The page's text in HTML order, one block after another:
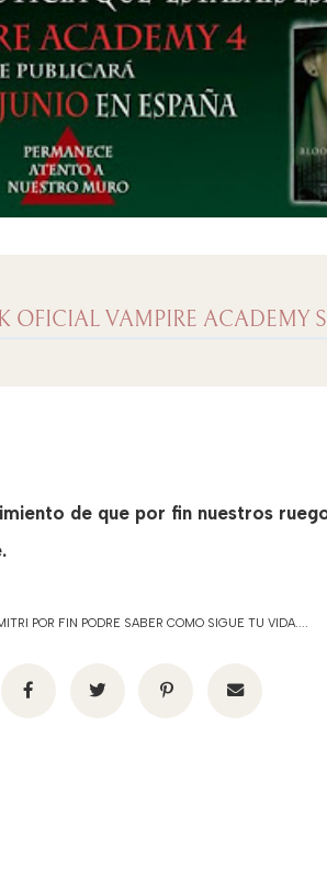
OFICIAL VAMPIRE ACADEMY
de que por fin nuestros
POR FIN PODRE SABER COMO SIGUE TU VIDA....